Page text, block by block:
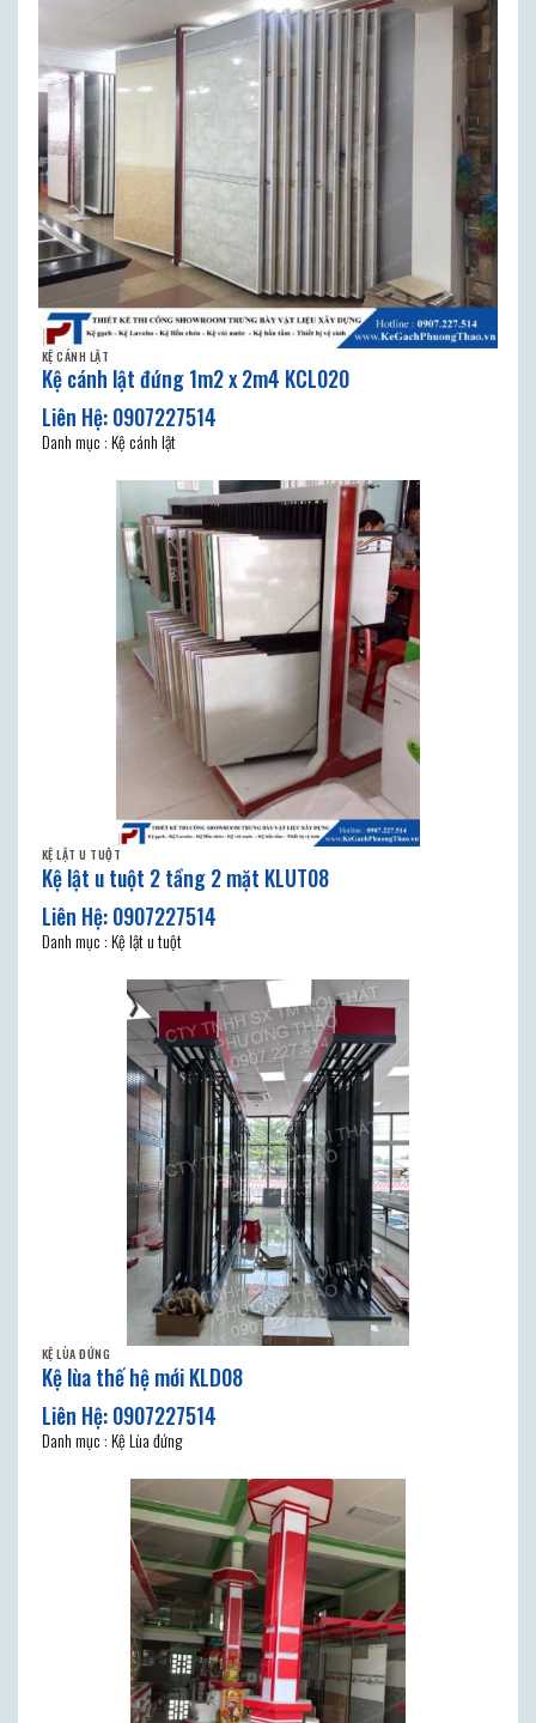
KỆ CÁNH LẬT
Kệ cánh lật đứng 1m2 x 2m4 KCL020
Danh mục : Kệ cánh lật
KỆ LẬT U TUỘT
Kệ lật u tuột 2 tầng 2 mặt KLUT08
Danh mục : Kệ lật u tuột
KỆ LÙA ĐỨNG
Kệ lùa thế hệ mới KLD08
Danh mục : Kệ Lùa đứng